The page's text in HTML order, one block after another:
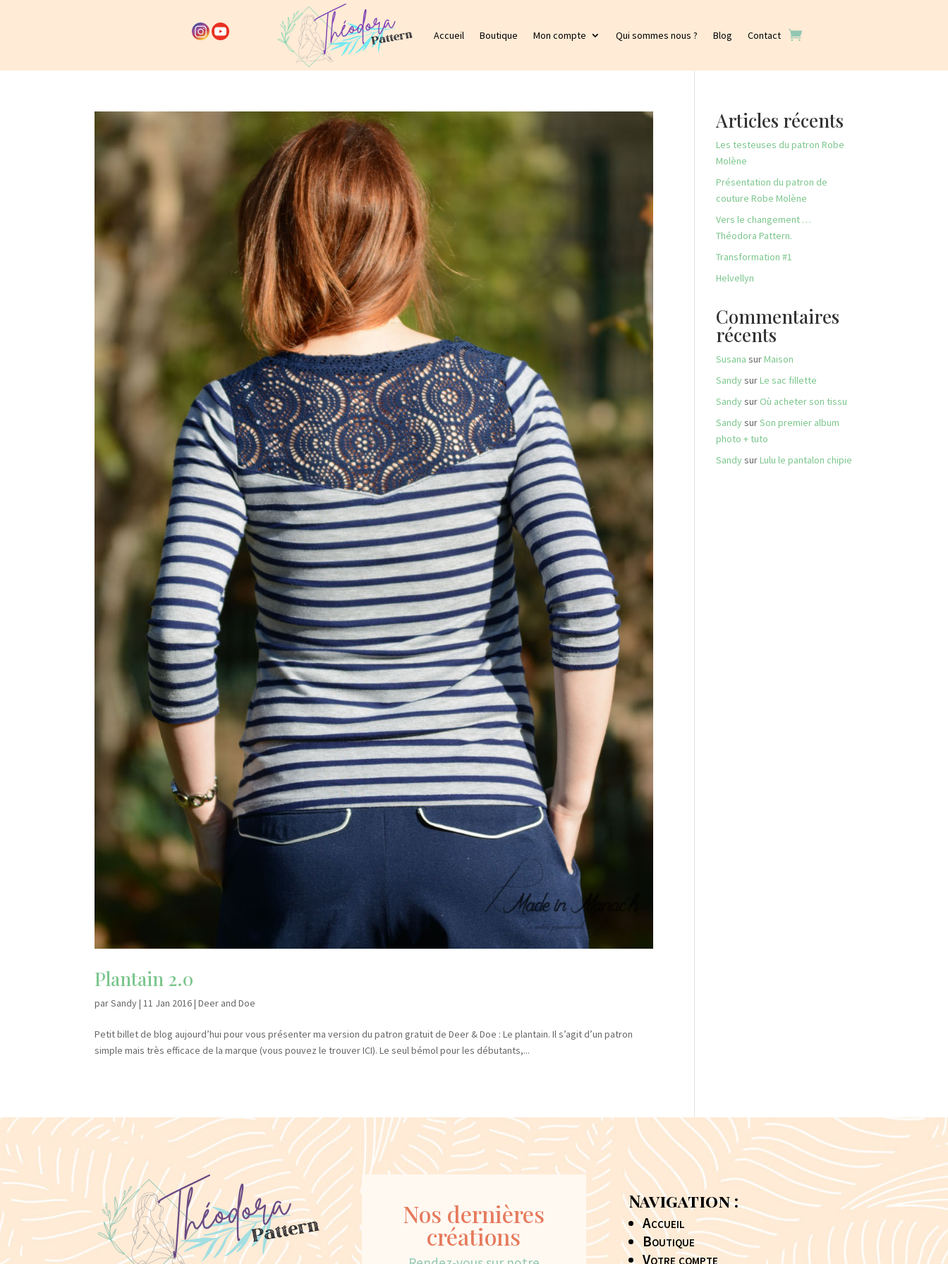
Accueil Boutique Mon compte Qui sommes nous ? Blog Contact
Plantain 2.0
parSandy|11 Jan 2016|Deer and Doe
Petit billet de blog aujourd’hui pour vous présenter ma version du patron gratuit de Deer & Doe : Le plantain. Il s’agit d’un patron
simple mais très efficace de la marque (vous pouvez le trouver ICI). Le seul bémol pour les débutants,...
Articles récents
Les testeuses du patron Robe
Molène
Présentation du patron de
couture Robe Molène
Vers le changement …
Théodora Pattern.
Transformation #1
Helvellyn
Commentaires
récents
Susana surMaison
SandysurLe sac fillette
Sandysur Où acheter son tissu
SandysurSon premier album
photo + tuto
SandysurLulu le pantalon chipie
Nos dernières
créations
Navigation :
Accueil
Boutique
Votre compte